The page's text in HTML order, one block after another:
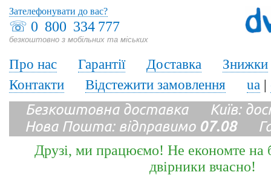
☏ 0 800 334 777
безкоштовно з мобільних та міських
Зателефонувати до вас?
Про нас Гарантії Доставка
Знижки
Контакти
Відстежити замовлення ua |
Безкоштовна доставка Київ:
Нова Пошта: відправимо 07.08
Друзі, ми працюємо! Не економте на
двірники вчасно!